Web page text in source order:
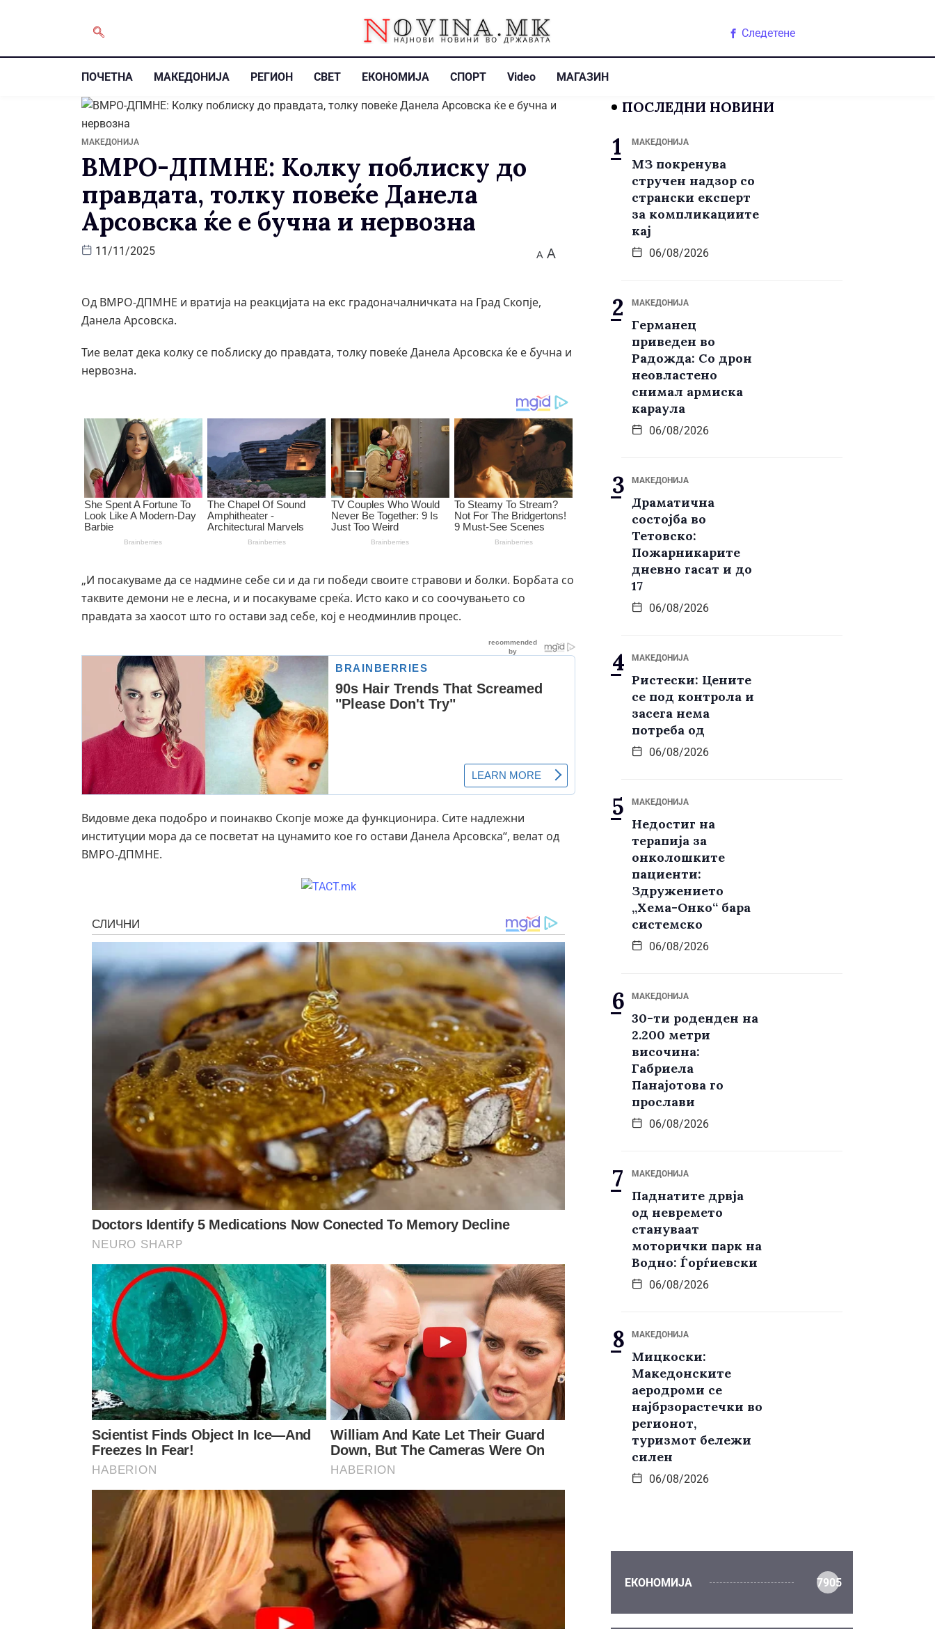
Следетене
ПОЧЕТНА МАКЕДОНИЈА РЕГИОН СВЕТ ЕКОНОМИЈА СПОРТ Video МАГАЗИН
МАКЕДОНИЈА
ВМРО-ДПМНЕ: Колку поблиску до
правдата, толку повеќе Данела
Арсовска ќе е бучна и нервозна
11/11/2025 A A
Од ВМРО-ДПМНЕ и вратија на реакцијата на екс градоначалничката на Град Скопје,
Данела Арсовска.
Тие велат дека колку се поблиску до правдата, толку повеќе Данела Арсовска ќе е бучна и
нервозна.
„И посакуваме да се надмине себе си и да ги победи своите стравови и болки. Борбата со
таквите демони не е лесна, и и посакуваме среќа. Исто како и со соочувањето со
правдата за хаосот што го остави зад себе, кој е неодминлив процес.
Видовме дека подобро и поинакво Скопје може да функционира. Сите надлежни
институции мора да се посветат на цунамито кое го остави Данела Арсовска“, велат од
ВМРО-ДПМНЕ.
ПОСЛЕДНИ НОВИНИ
МАКЕДОНИЈА
МЗ покренува
стручен надзор со
странски експерт
за компликациите
кај
06/08/2026
МАКЕДОНИЈА
Германец
приведен во
Радожда: Со дрон
неовластено
снимал армиска
караула
06/08/2026
МАКЕДОНИЈА
Драматична
состојба во
Тетовско:
Пожарникарите
дневно гасат и до
17
06/08/2026
МАКЕДОНИЈА
Ристески: Цените
се под контрола и
засега нема
потреба од
06/08/2026
МАКЕДОНИЈА
Недостиг на
терапија за
онколошките
пациенти:
Здружението
„Хема-Онко“ бара
системско
06/08/2026
МАКЕДОНИЈА
30-ти роденден на
2.200 метри
височина:
Габриела
Панајотова го
прослави
06/08/2026
МАКЕДОНИЈА
Паднатите дрвја
од невремето
стануваат
моторички парк на
Водно: Ѓорѓиевски
06/08/2026
МАКЕДОНИЈА
Мицкоски:
Македонските
аеродроми се
најбрзорастечки во
регионот,
туризмот бележи
силен
06/08/2026
ЕКОНОМИЈА 7905